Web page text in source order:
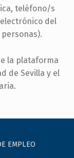
teléfono/s
del
la plataforma
de Sevilla y el
EMPLEO